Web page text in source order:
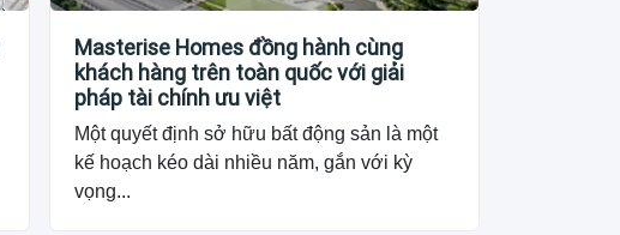
Masterise Homes đồng hành cùng
khách hàng trên toàn quốc với giải
pháp tài chính ưu việt
Một quyết định sở hữu bất động sản là một
kế hoạch kéo dài nhiều năm, gắn với kỳ
vọng...